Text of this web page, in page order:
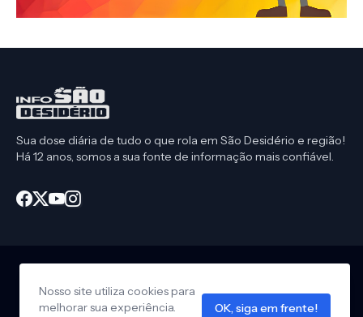
Sua dose diária de tudo o que rola em São Desidério e região!
Há 12 anos, somos a sua fonte de informação mais confiável.
InícioCEP São DesidérioPolítica de Privacidade
Anuncie em nosso site
Nosso site utiliza cookies para
melhorar sua experiência.
OK, siga em frente!